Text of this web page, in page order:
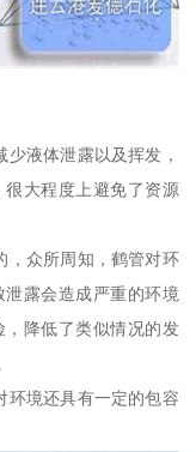
液体泄露以及挥发，
大程度上避免了资源
，众所周知，鹤管对环
露会造成严重的环境
降低了类似情况的发
环境还具有一定的包容